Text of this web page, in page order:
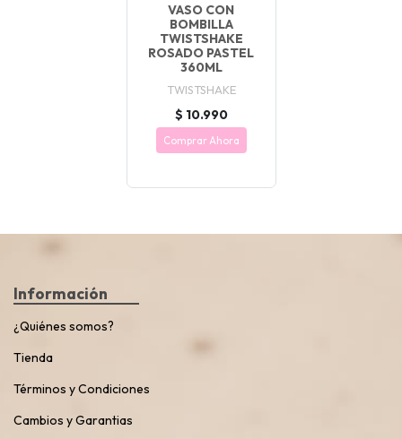
VASO CON
BOMBILLA
TWISTSHAKE
ROSADO PASTEL
360ML
TWISTSHAKE
$ 10.990
Comprar Ahora
Información
¿Quiénes somos?
Tienda
Términos y Condiciones
Cambios y Garantias